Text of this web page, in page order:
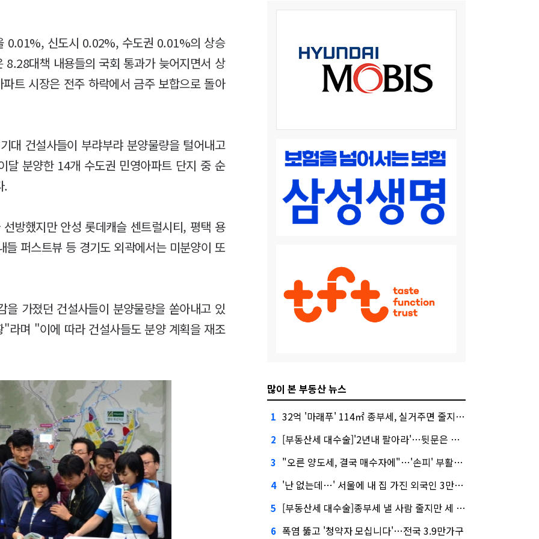
0.01%, 신도시 0.02%, 수도권 0.01%의 상승
대책 내용들의 국회 통과가 늦어지면서 상
트 시장은 전주 하락에서 금주 보합으로 돌아
대 건설사들이 부랴부랴 분양물량을 털어내고
달 분양한 14개 수도권 민영아파트 단지 중 순
.
방했지만 안성 롯데캐슬 센트럴시티, 평택 용
퍼스트뷰 등 경기도 외곽에서는 미분양이 또
가졌던 건설사들이 분양물량을 쏟아내고 있
라며 "이에 따라 건설사들도 분양 계획을 재조
많이 본 부동산 뉴스
1 32억 '마래푸' 114㎡ 종부세, 실거주면 줄지만 안 살면 2.5배
2 [부동산세 대수술]'2년내 팔아라'…뒷문은 열었다
3 "오른 양도세, 결국 매수자에"…'손피' 부활할까?
4 '난 없는데…' 서울에 내 집 가진 외국인 3만3000명
5 [부동산세 대수술]종부세 낼 사람 줄지만 세 부담 커진다
6 폭염 뚫고 '청약자 모십니다'…전국 3.9만가구